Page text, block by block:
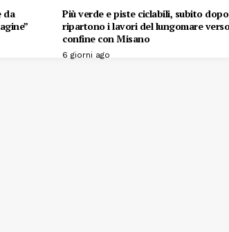
da
Più verde e piste ciclabili, subito dopo
ripartono i lavori del lungomare
confine con Misano
6 giorni ago